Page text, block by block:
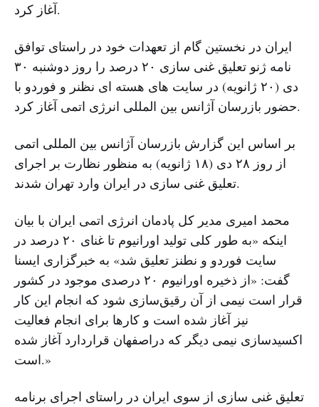
آغاز کرد.
ایران در نخستین گام از تعهدات خود در راستای توافق
نامه ژنو تعلیق غنی سازی ۲۰ درصد را روز دوشنبه ۳۰
دی (۲۰ ژانویه) در سایت های هسته ای نظنر و فوردو با
حضور بازرسان آژانس بین المللی انرژی اتمی آغاز کرد.
بر اساس این گزارش بازرسان آژانس بین المللی اتمی
از روز ۲۸ دی (۱۸ ژانویه) به منظور نظارت بر اجرای
تعلیق غنی سازی در ایران وارد تهران شدند.
محمد امیری مدیر کل پادمان انرژی اتمی ایران با بیان
اینکه «به طور کلی تولید اورانیوم تا غنای ۲۰ درصد در
سایت فوردو و نطنز تعلیق شد» به خبرگزاری ایسنا
گفت: «از ذخیره اورانیوم ۲۰ درصدی موجود در کشور
قرار است نیمی از آن رقیق‌سازی شود که انجام این کار
نیز آغاز شده است و کارها برای انجام فعالیت
اکسید‌سازی نیمی دیگر که دراصفهان قراردارد آغاز شده
است.»
تعلیق غنی سازی از سوی ایران در راستای اجرای برنامه